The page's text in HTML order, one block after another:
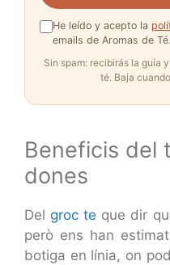
He leído y acepto la
emails de Aromas de Té.
Sin spam: recibirás la guía
té. Baja
Beneficis del
dones
Del groc te que dir
però ens han
botiga en línia, on